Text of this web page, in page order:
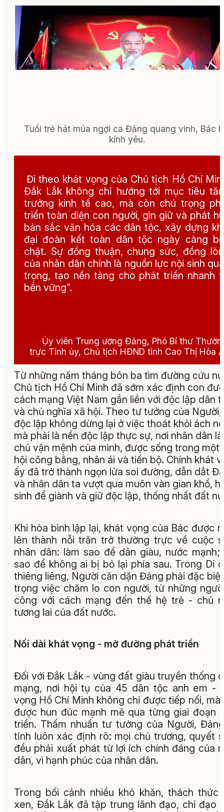
Tuổi trẻ hát múa ngợi ca Đảng quang vinh, Bác
kính yêu.
Đi theo khát vọng của Chủ tịch Hồ Chí
Đắk Lắk không chỉ hướng tới mục tiêu
trưởng kinh tế cao, mà còn chú trọng
triển toàn diện con người, gìn giữ và phát
bản sắc văn hóa các dân tộc, xây dựng
đại đoàn kết toàn dân tộc ngày càng
chặt. Sự đồng thuận, chung sức, đồng
của nhân dân chính là nguồn lực nội sinh
trọng, tạo nền tảng cho phát triển nhanh
bền vững”.
Ủy viên Trung ương Đảng, Phó Bí thư
trực Tỉnh ủy, Chủ tịch HĐND tỉnh Cao Thị Hòa
Từ những năm tháng bôn ba tìm đường cứu
Chủ tịch Hồ Chí Minh đã sớm xác định con
cách mạng Việt Nam gắn liền với độc lập dân
và chủ nghĩa xã hội. Theo tư tưởng của Người,
độc lập không dừng lại ở việc thoát khỏi ách
mà phải là nền độc lập thực sự, nơi nhân dân
chủ vận mệnh của mình, được sống trong một
hội công bằng, nhân ái và tiến bộ. Chính khát
ấy đã trở thành ngọn lửa soi đường, dẫn dắt
và nhân dân ta vượt qua muôn vàn gian khổ,
sinh để giành và giữ độc lập, thống nhất đất
Khi hòa bình lập lại, khát vọng của Bác được
lên thành nỗi trăn trở thường trực về cuộc
nhân dân: làm sao để dân giàu, nước mạnh;
sao để không ai bị bỏ lại phía sau. Trong Di
thiêng liêng, Người căn dặn Đảng phải đặc
trọng việc chăm lo con người, từ những
công với cách mạng đến thế hệ trẻ - chủ
tương lai của đất nước.
Nối dài khát vọng - mở đường phát triển
Đối với Đắk Lắk - vùng đất giàu truyền thống
mạng, nơi hội tụ của 45 dân tộc anh em -
vọng Hồ Chí Minh không chỉ được tiếp nối, mà
được hun đúc mạnh mẽ qua từng giai đoạn
triển. Thấm nhuần tư tưởng của Người,
tỉnh luôn xác định rõ: mọi chủ trương, quyết
đều phải xuất phát từ lợi ích chính đáng của
dân, vì hạnh phúc của nhân dân.
Trong bối cảnh nhiều khó khăn, thách thức
xen, Đắk Lắk đã tập trung lãnh đạo, chỉ đạo